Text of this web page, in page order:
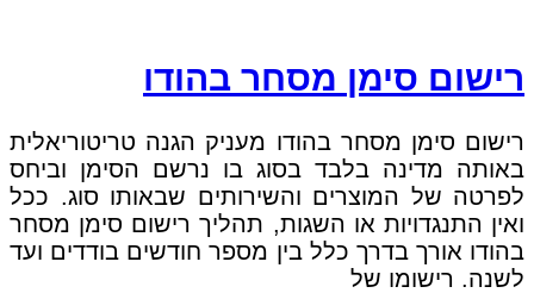
רישום סימן מסחר בהודו
רישום סימן מסחר בהודו מעניק הגנה טריטוריאלית
באותה מדינה בלבד בסוג בו נרשם הסימן וביחס
לפרטה של המוצרים והשירותים שבאותו סוג. ככל
ואין התנגדויות או השגות, תהליך רישום סימן מסחר
בהודו אורך בדרך כלל בין מספר חודשים בודדים ועד
לשנה. רישומו של